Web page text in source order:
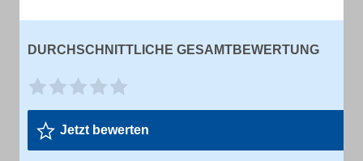
DURCHSCHNITTLICHE GESAMTBEWERTUNG
Jetzt bewerten